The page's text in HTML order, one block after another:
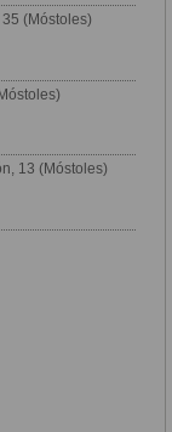
(Móstoles)
13 (Móstoles)